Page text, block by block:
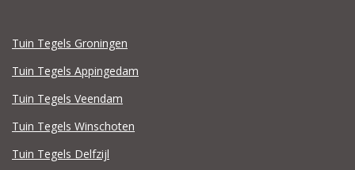
Tuin Tegels Groningen
Tuin Tegels Appingedam
Tuin Tegels Veendam
Tuin Tegels Winschoten
Tuin Tegels Delfzijl